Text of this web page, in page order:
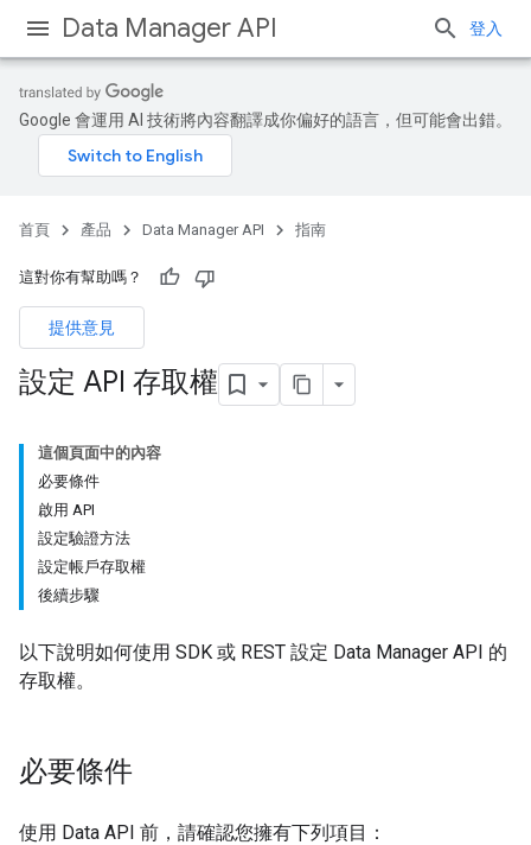
Data Manager API 登入
Google 會運用 AI 技術將內容翻譯成你偏好的語言，但可能會出錯。
首頁 產品 Data Manager API 指南
這對你有幫助嗎？
提供意見
設定 API 存取權
這個頁面中的內容
必要條件
啟用 API
設定驗證方法
設定帳戶存取權
後續步驟
以下說明如何使用 SDK 或 REST 設定 Data Manager API 的
存取權。
必要條件
使用 Data API 前，請確認您擁有下列項目：